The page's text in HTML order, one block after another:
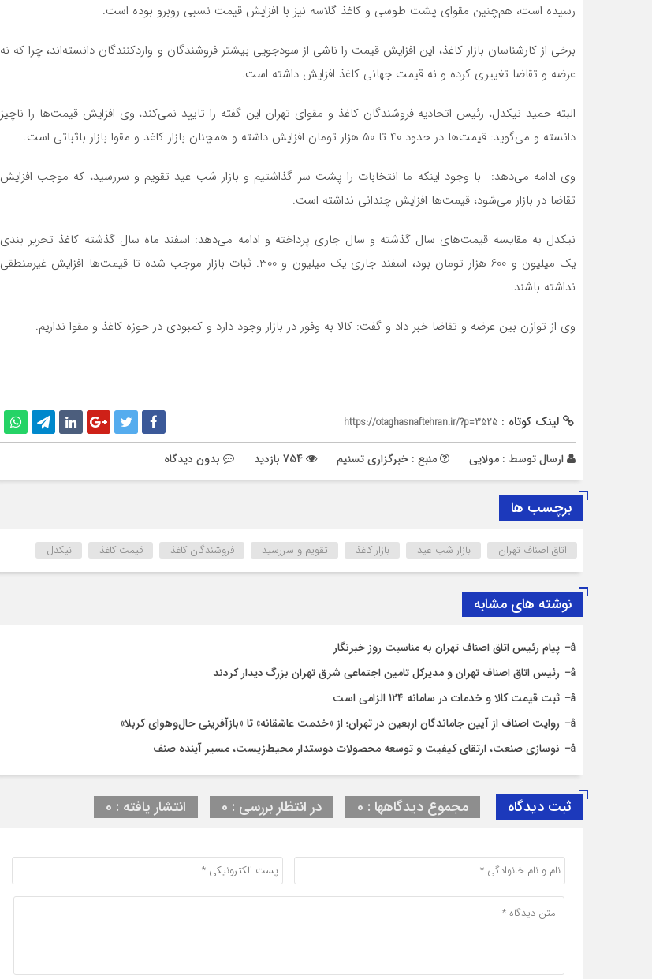
رسیده است،‌ هم‌چنین مقوای پشت طوسی و کاغذ گلاسه نیز با افزایش قیمت نسبی روبرو بوده است.
برخی از کارشناسان بازار کاغذ‌، این افزایش قیمت را ناشی از سودجویی بیشتر فروشندگان و واردکنندگان دانسته‌اند،‌ چرا که نه
عرضه و تقاضا تغییری کرده و نه قیمت جهانی کاغذ افزایش داشته است.
البته حمید نیکدل، رئیس اتحادیه فروشندگان کاغذ و مقوای تهران این گفته را تایید نمی‌کند،‌ وی افزایش قیمت‌ها را ناچیز
دانسته و می‌گوید:‌ قیمت‌ها در حدود 40 تا 50 هزار تومان افزایش داشته و همچنان بازار کاغذ و مقوا بازار باثباتی است.
وی ادامه می‌دهد: با وجود اینکه ما انتخابات را پشت سر گذاشتیم و بازار شب عید تقویم و سررسید،‌ که موجب افزایش
تقاضا در بازار می‌شود،‌ قیمت‌ها افزایش چندانی نداشته است.
نیکدل به مقایسه قیمت‌های سال گذشته و سال جاری پرداخته و ادامه می‌دهد‌: اسفند ماه سال گذشته کاغذ تحریر بندی
یک میلیون و 600 هزار تومان بود،‌ اسفند جاری یک میلیون و 300. ثبات بازار موجب شده تا قیمت‌ها افزایش غیرمنطقی
نداشته باشند.
وی از توازن بین عرضه و تقاضا خبر داد و گفت: کالا به وفور در بازار وجود دارد و کمبودی در حوزه کاغذ و مقوا نداریم.
لینک کوتاه : https://otaghasnaftehran.ir/?p=3525
ارسال توسط : مولایی منبع : خبرگزاری تسنیم بدون دیدگاه
برچسب ها
اتاق اصناف تهران بازار شب عید بازار کاغذ‌ تقویم و سررسید فروشندگان کاغذ قیمت کاغذ نیکدل
نوشته های مشابه
پیام رئیس اتاق اصناف تهران به مناسبت روز خبرنگار
رئیس اتاق اصناف تهران و مدیرکل تامین اجتماعی شرق تهران بزرگ دیدار کردند
ثبت قیمت کالا و خدمات در سامانه ۱۲۴ الزامی است
روایت اصناف از آیین جاماندگان اربعین در تهران؛ از «خدمت عاشقانه» تا «بازآفرینی حال‌وهوای کربلا»
نوسازی صنعت، ارتقای کیفیت و توسعه محصولات دوستدار محیط‌زیست، مسیر آینده صنف
ثبت دیدگاه مجموع دیدگاهها : 0 در انتظار بررسی : 0 انتشار یافته : 0